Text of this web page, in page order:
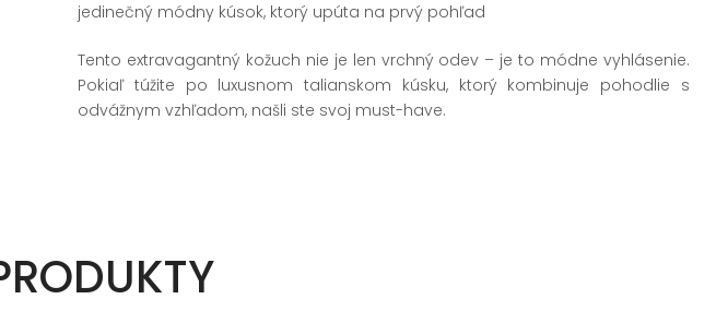
jedinečný módny kúsok, ktorý upúta na prvý pohľad
Tento extravagantný kožuch nie je len vrchný odev – je to módne vyhlásenie.
Pokiaľ túžite po luxusnom talianskom kúsku, ktorý kombinuje pohodlie s
odvážnym vzhľadom, našli ste svoj must-have.